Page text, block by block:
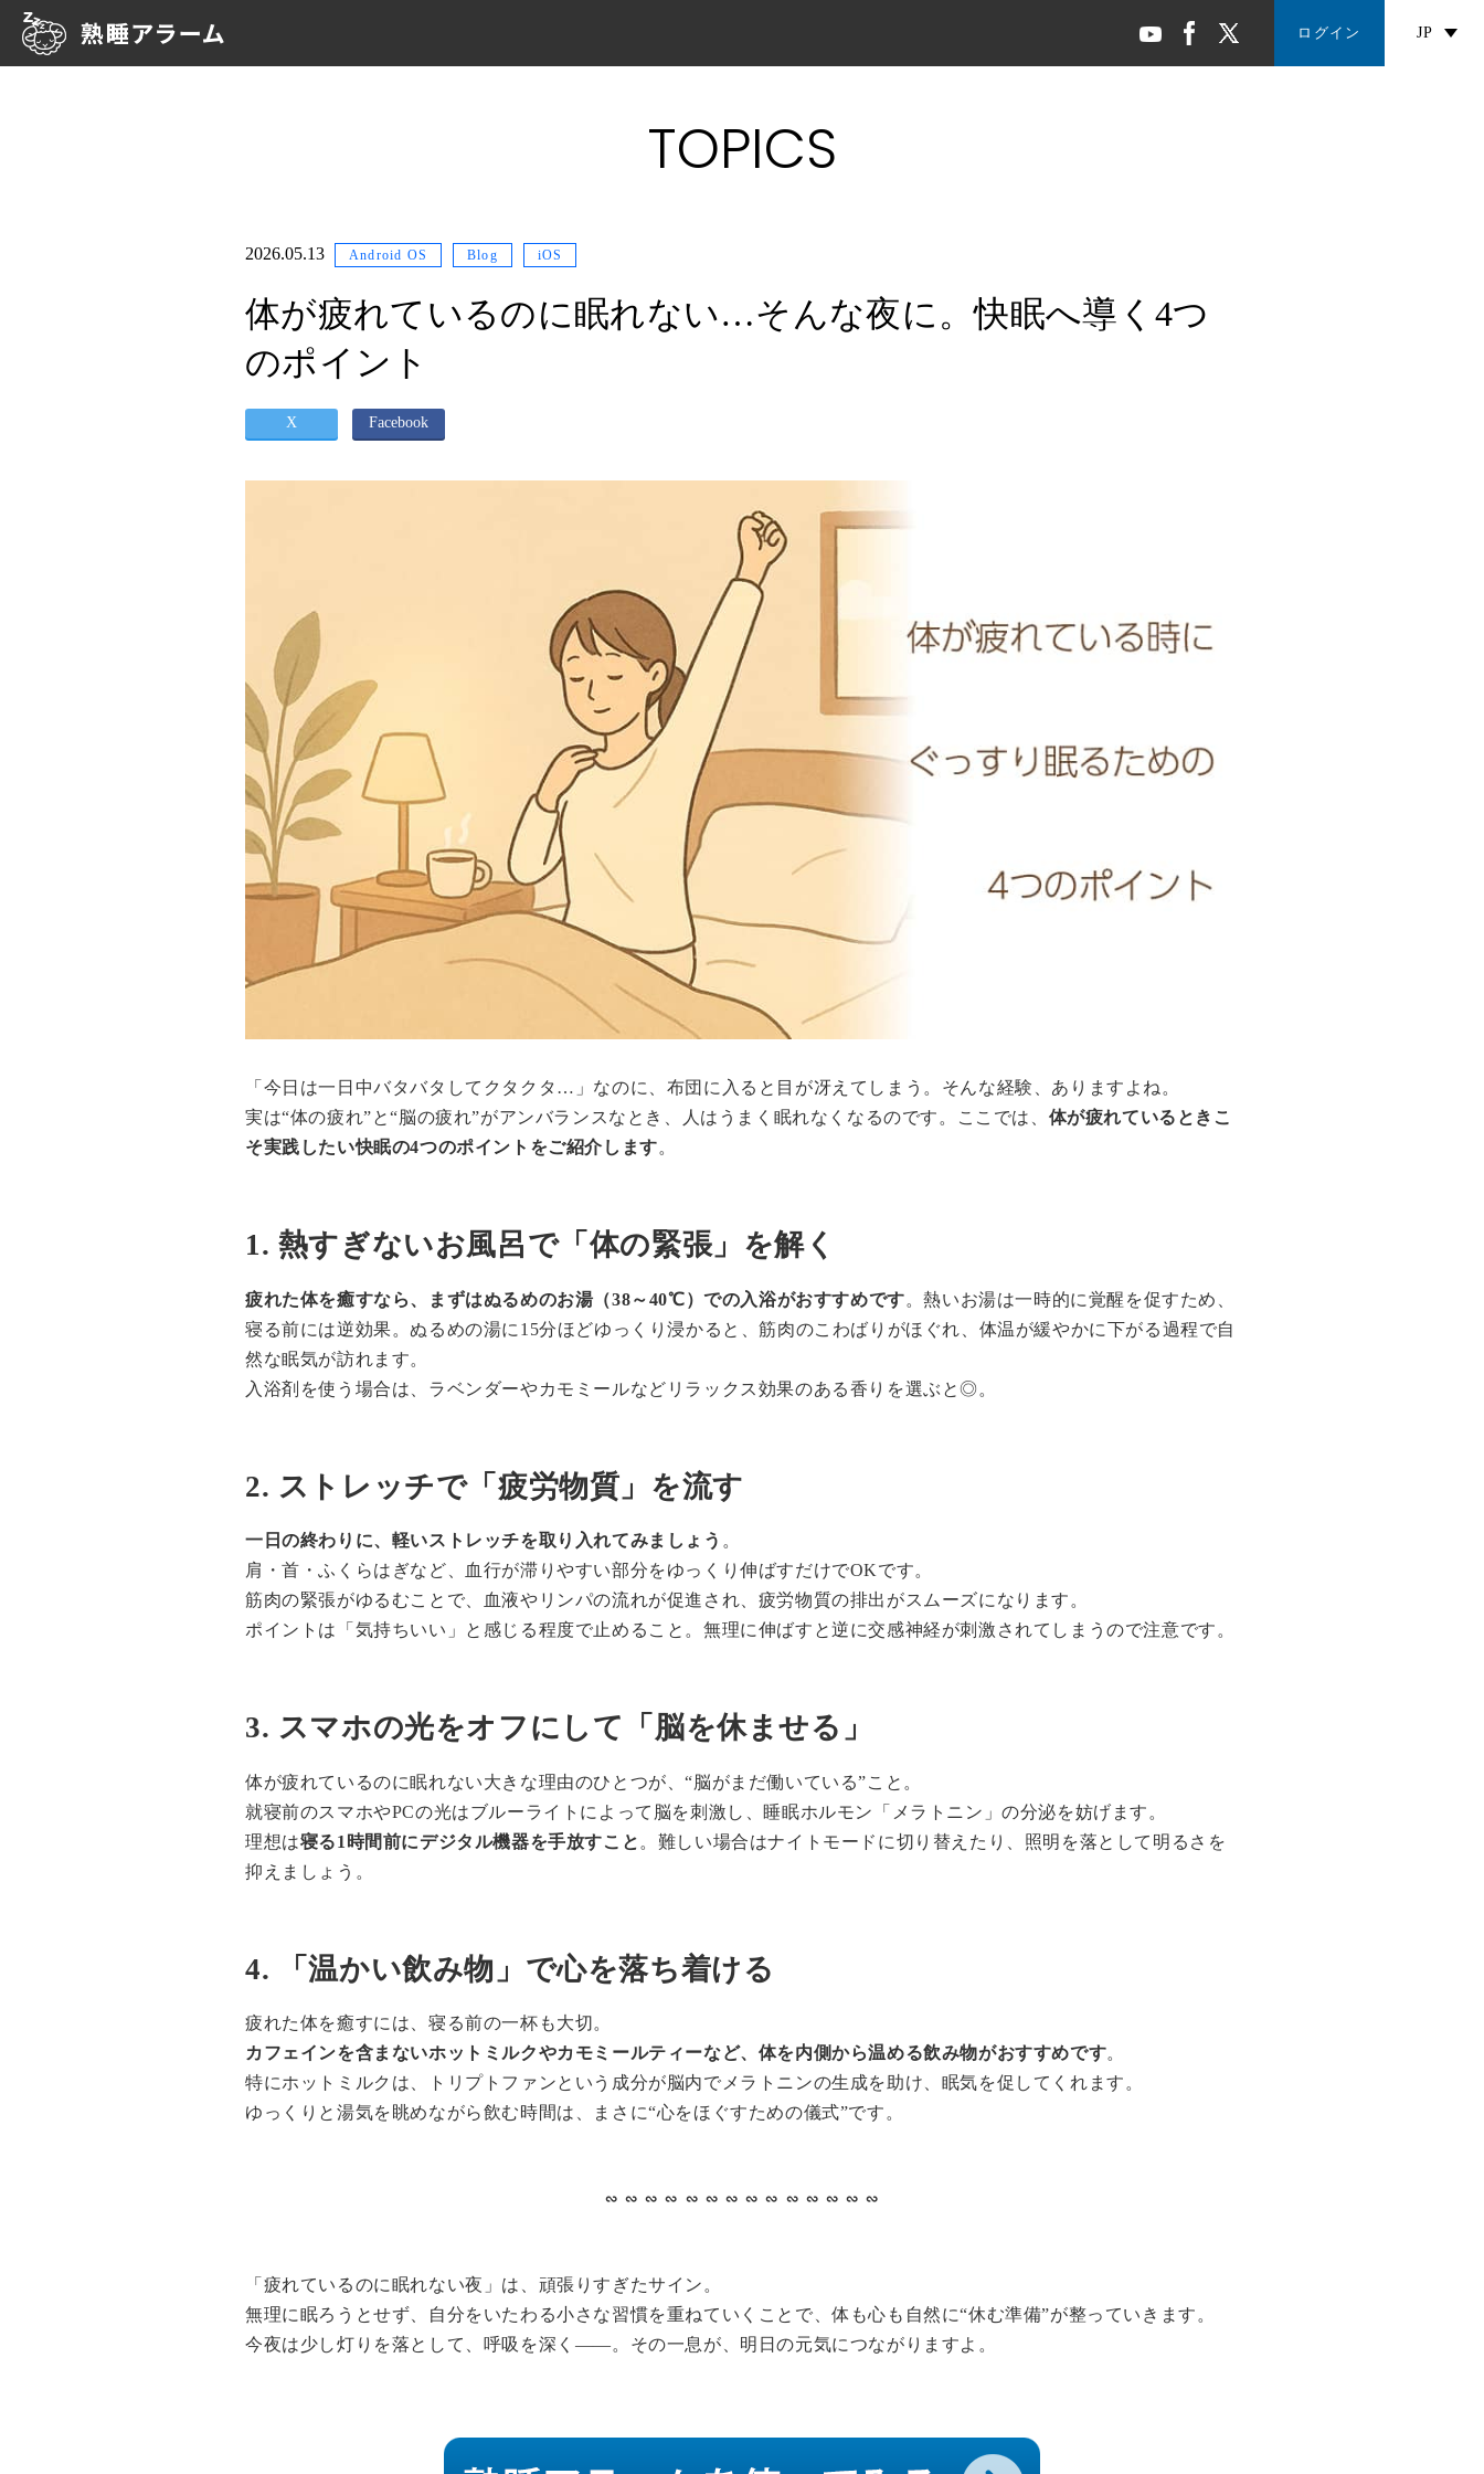
ログイン JP
TOPICS
2026.05.13 Android OS Blog iOS
体が疲れているのに眠れない…そんな夜に。快眠へ導く4つ
のポイント
X Facebook
「今日は一日中バタバタしてクタクタ…」なのに、布団に入ると目が冴えてしまう。そんな経験、ありますよね。
実は“体の疲れ”と“脳の疲れ”がアンバランスなとき、人はうまく眠れなくなるのです。ここでは、 体が疲れているときこ
そ実践したい快眠の4つのポイントをご紹介します。
1. 熱すぎないお風呂で「体の緊張」を解く
疲れた体を癒すなら、まずはぬるめのお湯（38～40℃）での入浴がおすすめです。熱いお湯は一時的に覚醒を促すため、
寝る前には逆効果。ぬるめの湯に15分ほどゆっくり浸かると、筋肉のこわばりがほぐれ、体温が緩やかに下がる過程で自
然な眠気が訪れます。
入浴剤を使う場合は、ラベンダーやカモミールなどリラックス効果のある香りを選ぶと◎。
2. ストレッチで「疲労物質」を流す
一日の終わりに、軽いストレッチを取り入れてみましょう 。
肩・首・ふくらはぎなど、血行が滞りやすい部分をゆっくり伸ばすだけでOKです。
筋肉の緊張がゆるむことで、血液やリンパの流れが促進され、疲労物質の排出がスムーズになります。
ポイントは「気持ちいい」と感じる程度で止めること。無理に伸ばすと逆に交感神経が刺激されてしまうので注意です。
3. スマホの光をオフにして「脳を休ませる」
体が疲れているのに眠れない大きな理由のひとつが、“脳がまだ働いている”こと。
就寝前のスマホやPCの光はブルーライトによって脳を刺激し、睡眠ホルモン「メラトニン」の分泌を妨げます。
理想は寝る1時間前にデジタル機器を手放すこと 。難しい場合はナイトモードに切り替えたり、照明を落として明るさを
抑えましょう。
4. 「温かい飲み物」で心を落ち着ける
疲れた体を癒すには、寝る前の一杯も大切。
カフェインを含まないホットミルクやカモミールティーなど、体を内側から温める飲み物がおすすめです。
特にホットミルクは、トリプトファンという成分が脳内でメラトニンの生成を助け、眠気を促してくれます。
ゆっくりと湯気を眺めながら飲む時間は、まさに“心をほぐすための儀式”です。
∽ ∽ ∽ ∽ ∽ ∽ ∽ ∽ ∽ ∽ ∽ ∽ ∽ ∽
「疲れているのに眠れない夜」は、頑張りすぎたサイン。
無理に眠ろうとせず、自分をいたわる小さな習慣を重ねていくことで、体も心も自然に“休む準備”が整っていきます。
今夜は少し灯りを落として、呼吸を深く――。その一息が、明日の元気につながりますよ。